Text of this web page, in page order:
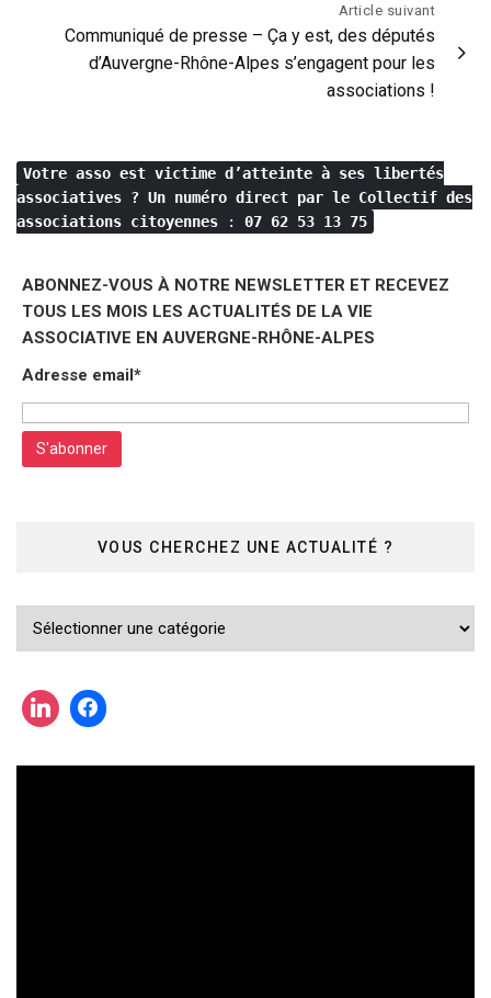
Article suivant
Communiqué de presse – Ça y est, des députés
d’Auvergne-Rhône-Alpes s’engagent pour les
associations !
Votre asso est victime d’atteinte à ses libertés
associatives ? Un numéro direct par le Collectif des
associations citoyennes : 07 62 53 13 75
ABONNEZ-VOUS À NOTRE NEWSLETTER ET RECEVEZ
TOUS LES MOIS LES ACTUALITÉS DE LA VIE
ASSOCIATIVE EN AUVERGNE-RHÔNE-ALPES
Adresse email*
VOUS CHERCHEZ UNE ACTUALITÉ ?
Vous
actualité
?